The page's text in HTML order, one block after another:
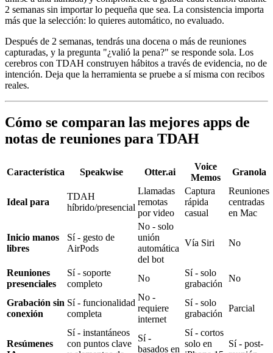
2 semanas sin importar lo pequeña que sea. La consistencia importa
más que la selección: lo quieres automático, no evaluado.
Después de 2 semanas, tendrás una docena o más de reuniones
capturadas, y la pregunta "¿valió la pena?" se responde sola. Los
cerebros con TDAH construyen hábitos a través de evidencia, no de
intención. Deja que la herramienta se pruebe a sí misma con recibos
reales.
Cómo se comparan las mejores apps de
notas de reuniones para TDAH
Característica Speakwise Otter.ai
Voice
Memos
Granola
Ideal para
TDAH
híbrido/presencial
Llamadas
remotas
por video
Captura
rápida
casual
Reuniones
centradas
en Mac
Inicio manos
libres
Sí - gesto de
AirPods
No - solo
unión
automática
del bot
Vía Siri No
Reuniones
presenciales
Sí - soporte
completo
No
Sí - solo
grabación
No
Grabación sin
conexión
Sí - funcionalidad
completa
No -
requiere
internet
Sí - solo
grabación
Parcial
Resúmenes
Sí - instantáneos
con puntos clave
Sí -
basados en
Sí - cortos
solo en
Sí - post-